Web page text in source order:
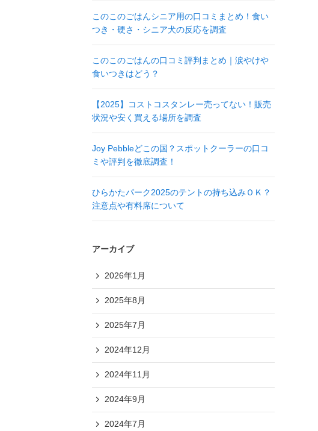
このこのごはんシニア用の口コミまとめ！食い
つき・硬さ・シニア犬の反応を調査
このこのごはんの口コミ評判まとめ｜涙やけや
食いつきはどう？
【2025】コストコスタンレー売ってない！販売
状況や安く買える場所を調査
Joy Pebbleどこの国？スポットクーラーの口コ
ミや評判を徹底調査！
ひらかたパーク2025のテントの持ち込みＯＫ？
注意点や有料席について
アーカイブ
2026年1月
2025年8月
2025年7月
2024年12月
2024年11月
2024年9月
2024年7月